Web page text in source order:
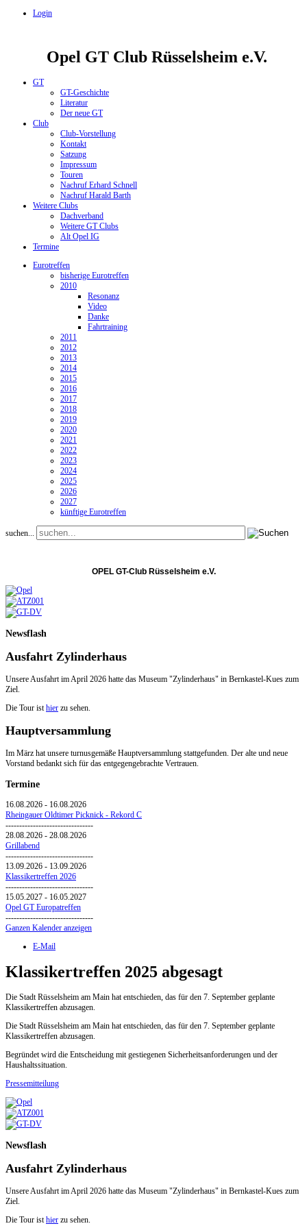
Login
Opel GT Club Rüsselsheim e.V.
GT
GT-Geschichte
Literatur
Der neue GT
Club
Club-Vorstellung
Kontakt
Satzung
Impressum
Touren
Nachruf Erhard Schnell
Nachruf Harald Barth
Weitere Clubs
Dachverband
Weitere GT Clubs
Alt Opel IG
Termine
Eurotreffen
bisherige Eurotreffen
2010
Resonanz
Video
Danke
Fahrtraining
2011
2012
2013
2014
2015
2016
2017
2018
2019
2020
2021
2022
2023
2024
2025
2026
2027
künftige Eurotreffen
suchen...
OPEL GT-Club Rüsselsheim e.V.
Newsflash
Ausfahrt Zylinderhaus
Unsere Ausfahrt im April 2026 hatte das Museum "Zylinderhaus" in Bernkastel-Kues zum
Ziel.
Die Tour isthier zu sehen.
Hauptversammlung
Im März hat unsere turnusgemäße Hauptversammlung stattgefunden. Der alte und neue
Vorstand bedankt sich für das entgegengebrachte Vertrauen.
Termine
16.08.2026 - 16.08.2026
Rheingauer Oldtimer Picknick - Rekord C
--------------------------------
28.08.2026 - 28.08.2026
Grillabend
--------------------------------
13.09.2026 - 13.09.2026
Klassikertreffen 2026
--------------------------------
15.05.2027 - 16.05.2027
Opel GT Europatreffen
--------------------------------
Ganzen Kalender anzeigen
E-Mail
Klassikertreffen 2025 abgesagt
Die Stadt Rüsselsheim am Main hat entschieden, das für den 7. September geplante
Klassikertreffen abzusagen.
Die Stadt Rüsselsheim am Main hat entschieden, das für den 7. September geplante
Klassikertreffen abzusagen.
Begründet wird die Entscheidung mit gestiegenen Sicherheitsanforderungen und der
Haushaltssituation.
Pressemitteilung
Newsflash
Ausfahrt Zylinderhaus
Unsere Ausfahrt im April 2026 hatte das Museum "Zylinderhaus" in Bernkastel-Kues zum
Ziel.
Die Tour isthier zu sehen.